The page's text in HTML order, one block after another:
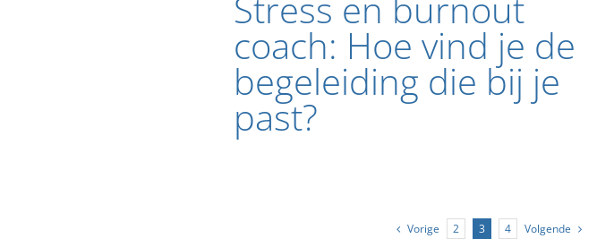
coach: Hoe vind je de
begeleiding die bij je
past?
Vorige 2 3 4 Volgende